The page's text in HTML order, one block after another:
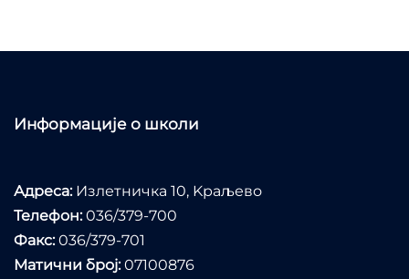
Информације о школи
Адреса:Излетничка 10, Kраљево
Телефон:036/379-700
Факс:036/379-701
Матични број:07100876